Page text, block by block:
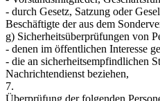
- durch Gesetz, Satzung oder
Beschäftigte der aus dem
g) Sicherheitsüberprüfungen von
- denen im öffentlichen Interesse
- die an sicherheitsempfindlichen
Nachrichtendienst beziehen,
7.
Überprüfung der folgenden